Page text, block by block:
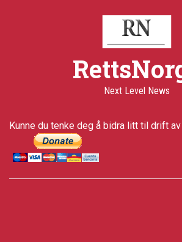
Next Level News
Kunne du tenke deg å bidra litt til drift
through
Published
11 years
ago
Last
5 years ago